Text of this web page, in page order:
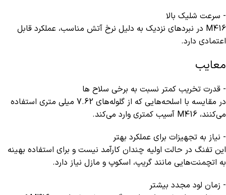
- سرعت شلیک بالا
M416 در نبردهای نزدیک به دلیل نرخ آتش مناسب، عملکرد قابل‌
اعتمادی دارد.
معایب
- قدرت تخریب کمتر نسبت به برخی سلاح ها
در مقایسه با اسلحه‌هایی که از گلوله‌های 7.62 میلی‌ متری استفاده
می‌کنند، M416 آسیب کمتری وارد می‌کند.
- نیاز به تجهیزات برای عملکرد بهتر
این تفنگ در حالت اولیه چندان کارآمد نیست و برای استفاده بهینه
به اتچمنت‌هایی مانند گریپ، اسکوپ و مازل نیاز دارد.
- زمان لود مجدد بیشتر